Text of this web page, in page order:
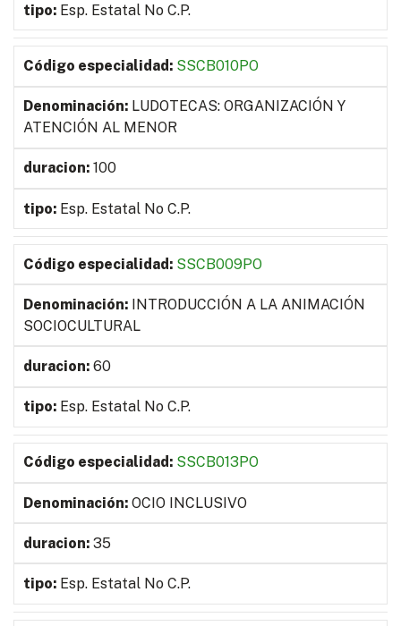
Esp. Estatal No C.P.
SSCB010PO
LUDOTECAS: ORGANIZACIÓN Y
ATENCIÓN AL MENOR
100
Esp. Estatal No C.P.
SSCB009PO
INTRODUCCIÓN A LA ANIMACIÓN
SOCIOCULTURAL
60
Esp. Estatal No C.P.
SSCB013PO
OCIO INCLUSIVO
35
Esp. Estatal No C.P.